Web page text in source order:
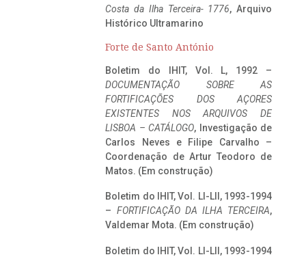
Costa da Ilha Terceira- 1776, Arquivo
Histórico Ultramarino
Forte de Santo António
Boletim do IHIT, Vol. L, 1992 –
DOCUMENTAÇÃO SOBRE AS
FORTIFICAÇÕES DOS AÇORES
EXISTENTES NOS ARQUIVOS DE
LISBOA – CATÁLOGO, Investigação de
Carlos Neves e Filipe Carvalho –
Coordenação de Artur Teodoro de
Matos. (Em construção)
Boletim do IHIT, Vol. LI-LII, 1993-1994
– FORTIFICAÇÃO DA ILHA TERCEIRA,
Valdemar Mota. (Em construção)
Boletim do IHIT, Vol. LI-LII, 1993-1994